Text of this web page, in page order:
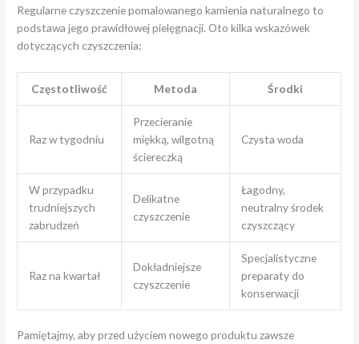
Regularne czyszczenie pomalowanego kamienia naturalnego to
podstawa jego prawidłowej pielęgnacji. Oto kilka wskazówek
dotyczących czyszczenia:
Częstotliwość Metoda Środki
Raz w tygodniu
Przecieranie
miękką, wilgotną
ściereczką
Czysta woda
W przypadku
trudniejszych
zabrudzeń
Delikatne
czyszczenie
Łagodny,
neutralny środek
czyszczący
Raz na kwartał
Dokładniejsze
czyszczenie
Specjalistyczne
preparaty do
konserwacji
Pamiętajmy, aby przed użyciem nowego produktu zawsze